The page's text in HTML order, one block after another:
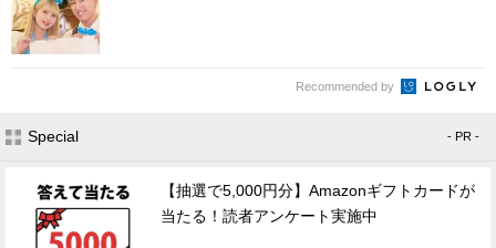
Recommended by
Special - PR -
【抽選で5,000円分】Amazonギフトカードが
当たる！読者アンケート実施中